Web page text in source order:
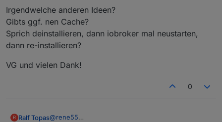
Irgendwelche anderen Ideen?
Gibts ggf. nen Cache?
Sprich deinstallieren, dann iobroker mal neustarten,
dann re-installieren?
VG und vielen Dank!
0
R Ralf Topas@rene55